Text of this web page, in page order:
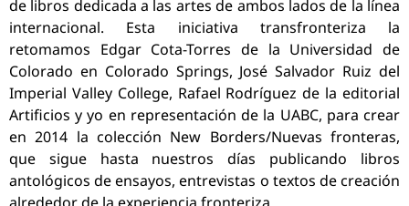
de libros dedicada a las artes de ambos lados de la línea
internacional. Esta iniciativa transfronteriza la
retomamos Edgar Cota-Torres de la Universidad de
Colorado en Colorado Springs, José Salvador Ruiz del
Imperial Valley College, Rafael Rodríguez de la editorial
Artificios y yo en representación de la UABC, para crear
en 2014 la colección New Borders/Nuevas fronteras,
que sigue hasta nuestros días publicando libros
antológicos de ensayos, entrevistas o textos de creación